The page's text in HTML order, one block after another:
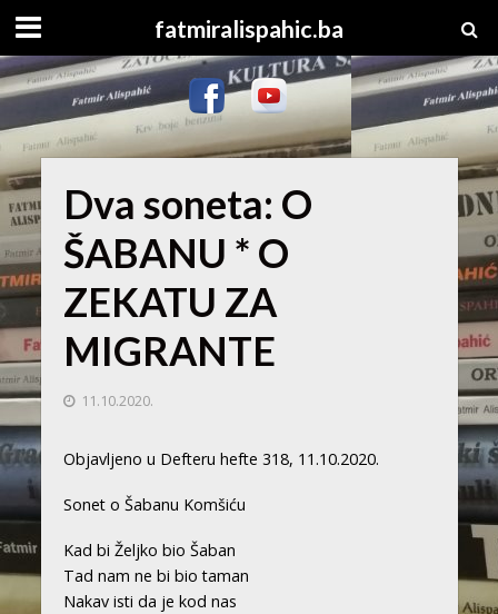
fatmiralispahic.ba
Dva soneta: O
ŠABANU * O
ZEKATU ZA
MIGRANTE
11.10.2020.
Objavljeno u Defteru hefte 318, 11.10.2020.
Sonet o Šabanu Komšiću
Kad bi Željko bio Šaban
Tad nam ne bi bio taman
Nakav isti da je kod nas